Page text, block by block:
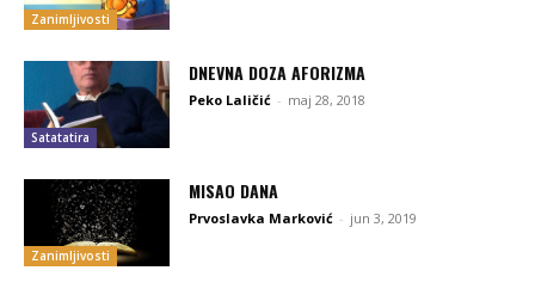
Zanimljivosti
Satatatira
DNEVNA DOZA AFORIZMA
Peko Laličić - maj 28, 2018
Zanimljivosti
MISAO DANA
Prvoslavka Marković - jun 3, 2019